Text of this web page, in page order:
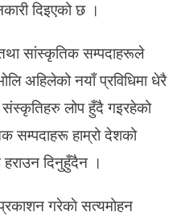
दिइएको छ ।
तथा सांस्कृतिक सम्पदाहरूले
अहिलेको नयाँ प्रविधिमा धेरै
संस्कृतिहरु लोप हुँदै गइरहेको
सम्पदाहरू हाम्रो देशको
दिनुहुँदैन ।
गरेकाे सत्यमोहन